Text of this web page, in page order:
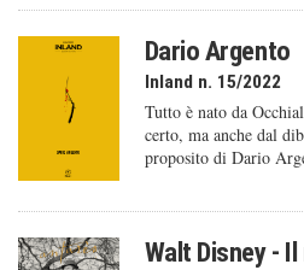
Dario Argento
Inland n. 15/2022
Tutto è nato da
certo, ma anche dal
proposito di Dario
Walt Disney -